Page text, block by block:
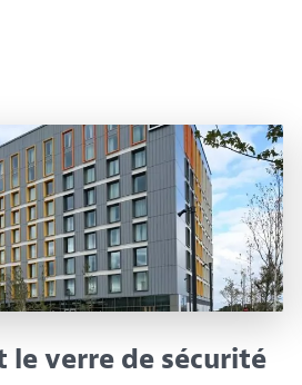
le verre de sécurité